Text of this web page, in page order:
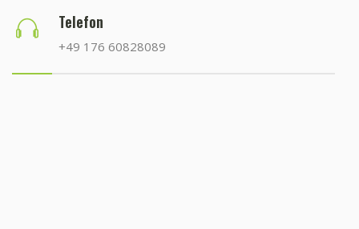
Telefon
+49 176 60828089